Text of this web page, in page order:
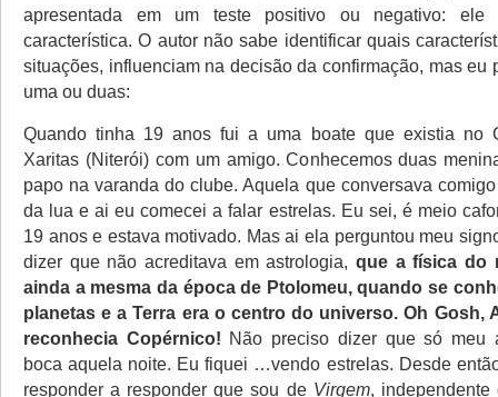
apresentada em um teste positivo ou negativo: ele
característica. O autor não sabe identificar quais
situações, influenciam na decisão da confirmação, mas eu
uma ou duas:
Quando tinha 19 anos fui a uma boate que existia no
Xaritas (Niterói) com um amigo. Conhecemos duas
papo na varanda do clube. Aquela que conversava
da lua e ai eu comecei a falar estrelas. Eu sei, é meio
19 anos e estava motivado. Mas ai ela perguntou meu
dizer que não acreditava em astrologia, que a física do
ainda a mesma da época de Ptolomeu, quando se
planetas e a Terra era o centro do universo. Oh Gosh,
reconhecia Copérnico! Não preciso dizer que só meu
boca aquela noite. Eu fiquei …vendo estrelas. Desde
responder a responder que sou de Virgem, independente